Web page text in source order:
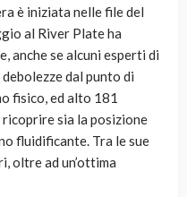
è iniziata nelle file del
al River Plate ha
anche se alcuni esperti di
dal punto di
fisico, ed alto 181
sia la posizione
fluidificante. Tra le sue
oltre ad un’ottima